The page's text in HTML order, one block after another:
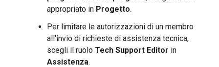
appropriato in Progetto.
Per limitare le autorizzazioni di un membro
all'invio di richieste di assistenza tecnica,
scegli il ruolo Tech Support Editor in
Assistenza.